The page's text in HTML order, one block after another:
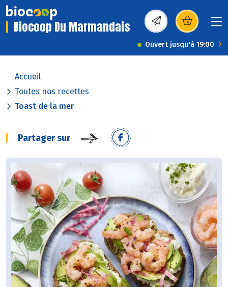
Biocoop Du Marmandais (s’ouvre dans une
Ouvert jusqu'à 19:00
Accueil
Toutes nos recettes
Toast de la mer
Partager sur